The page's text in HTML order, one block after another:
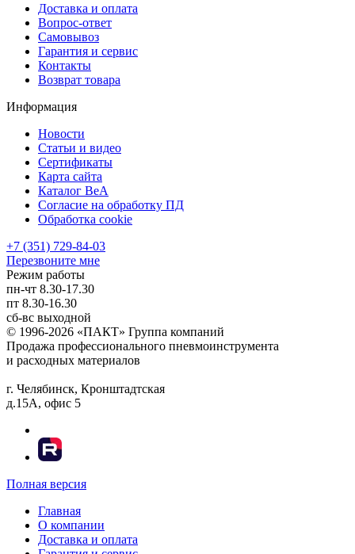
Доставка и оплата
Вопрос-ответ
Самовывоз
Гарантия и сервис
Контакты
Возврат товара
Информация
Новости
Статьи и видео
Сертификаты
Карта сайта
Каталог BeA
Согласие на обработку ПД
Обработка cookie
+7 (351) 729-84-03
Перезвоните мне
Режим работы
пн-чт 8.30-17.30
пт 8.30-16.30
сб-вс выходной
© 1996-2026 «ПАКТ» Группа компаний
Продажа профессионального пневмоинструмента
и расходных материалов
г. Челябинск, Кронштадтская
д.15А, офис 5
Полная версия
Главная
О компании
Доставка и оплата